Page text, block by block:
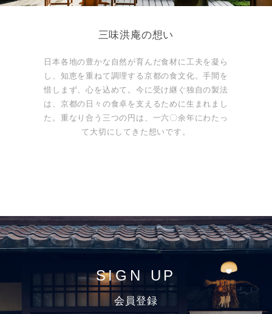
三味洪庵の想い
日本各地の豊かな自然が育んだ食材に工夫を凝ら
し、知恵を重ねて調理する京都の食文化。手間を
惜しまず、心を込めて。今に受け継ぐ独自の製法
は、京都の日々の食卓を支えるために生まれまし
た。重なり合う三つの円は、一六〇余年にわたっ
て大切にしてきた想いです。
SIGN UP
会員登録